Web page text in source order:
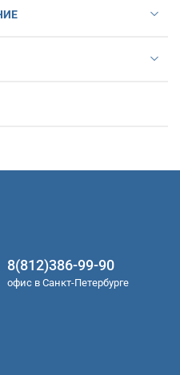
8(812)386-99-90
офис в Санкт-Петербурге